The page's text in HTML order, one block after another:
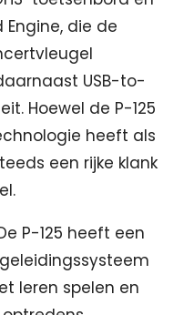
Engine, die de
USB-to-
Hoewel de P-125
heeft als
een rijke klank
P-125 heeft een
leren spelen en